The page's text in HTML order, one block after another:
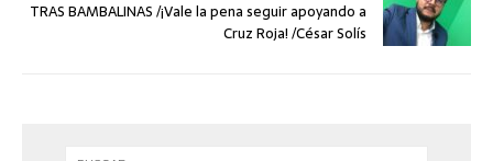
TRAS BAMBALINAS /¡Vale la pena seguir apoyando a
Cruz Roja! /César Solís